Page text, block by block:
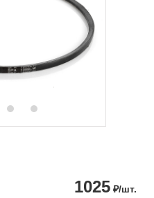
1025 ₽/шт.